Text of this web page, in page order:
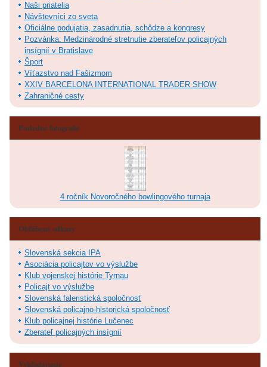
Naši priatelia
Návštevníci zo sveta
Oficiálne podujatia, zasadnutia, schôdze a kongresy
Pozvánka: Medzinárodné stretnutie zberateľov policajných
insígnií v Bratislave
Šport
Víťazstvo nad Fašizmom
XXIV BARCELONA INTERNATIONAL TRADER SHOW
Zahraničné cesty
Posledné fotografie
4.ročník Novoročného bowlingového turnaja
Obľúbené odkazy
Slovenská sekcia IPA
Asociácia policajtov vo výslužbe
Klub vojenskej histórie Tyrnau
Policajt vo výslužbe
Slovenská faleristická spoločnosť
Slovenská policajno-historická spoločnosť
Klub policajnej histórie Lučenec
Zberateľ policajných insígnií
Vyhľadávanie